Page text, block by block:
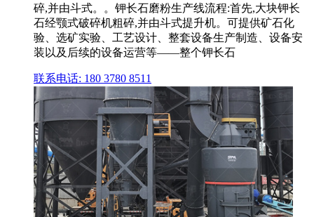
碎,并由斗式。。钾长石磨粉生产线流程:首先,大块钾长
石经颚式破碎机粗碎,并由斗式提升机。可提供矿石化
验、选矿实验、工艺设计、整套设备生产制造、设备安
装以及后续的设备运营等——整个钾长石
联系电话: 180 3780 8511